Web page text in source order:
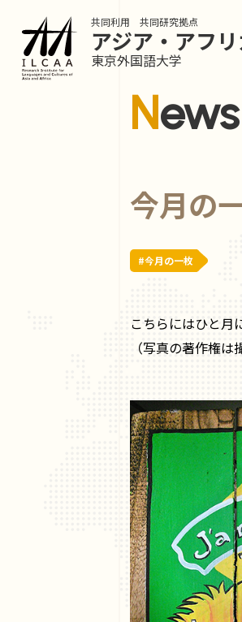
共同利用 共同研究拠点
アジア・アフ
東京外国語大学
News
今月の
#今月の一枚
こちらにはひと月
（写真の著作権